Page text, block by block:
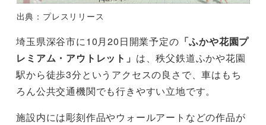
出典：プレスリリース
埼玉県深谷市に10月20日開業予定の 「ふかや花園プ
レミアム・アウトレット」 は、秩父鉄道ふかや花園
駅から徒歩3分というアクセスの良さで、車はもち
ろん公共交通機関でも行きやすい立地です。
施設内には彫刻作品やウォールアートなどの作品が